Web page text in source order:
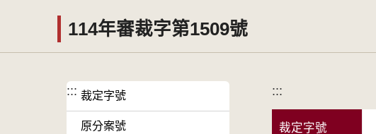
114年審裁字第1509號
::: 裁定字號
原分案號
:::
裁定字號